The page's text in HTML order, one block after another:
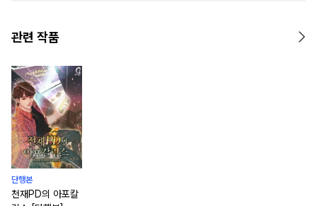
관련 작품
단행본
천재PD의 아포칼